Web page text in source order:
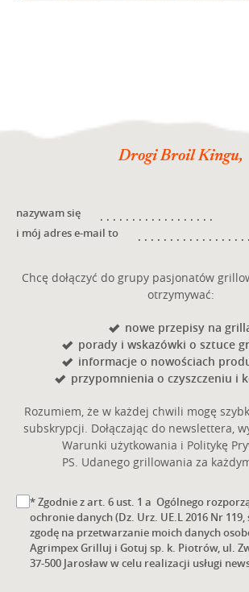
Drogi Broil Kingu,
nazywam się
i mój adres e-mail to
Chcę dołączyć do grupy pasjonatów
otrzymywać:
nowe przepisy na
porady i wskazówki o sztuce
informacje o nowościach
przypomnienia o czyszczeniu i
Rozumiem, że w każdej chwili mogę
subskrypcji. Dołączając do newslettera,
Warunki użytkowania i Politykę
PS. Udanego grillowania za
* Zgodnie z art. 6 ust. 1 a Ogólnego
ochronie danych (Dz. Urz. UE.L 2016 Nr
zgodę na przetwarzanie moich danych
Agrimpex Grilluj i Gotuj sp. k. Piotrów, ul.
37-500 Jarosław w celu realizacji usługi